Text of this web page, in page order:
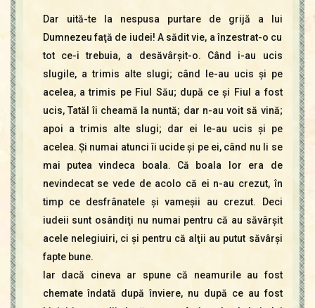
Dar uită-te la nespusa purtare de grijă a lui
Dumnezeu faţă de iudei! A sădit vie, a înzestrat-o cu
tot ce-i trebuia, a desăvârşit-o. Când i-au ucis
slugile, a trimis alte slugi; când le-au ucis şi pe
acelea, a trimis pe Fiul Său; după ce şi Fiul a fost
ucis, Tatăl îi cheamă la nuntă; dar n-au voit să vină;
apoi a trimis alte slugi; dar ei le-au ucis şi pe
acelea. Şi numai atunci îi ucide şi pe ei, când nu li se
mai putea vindeca boala. Că boala lor era de
nevindecat se vede de acolo că ei n-au crezut, în
timp ce desfrânatele şi vameşii au crezut. Deci
iudeii sunt osândiţi nu numai pentru că au săvârşit
acele nelegiuiri, ci şi pentru că alţii au putut săvârşi
fapte bune.
Iar dacă cineva ar spune că neamurile au fost
chemate îndată după înviere, nu după ce au fost